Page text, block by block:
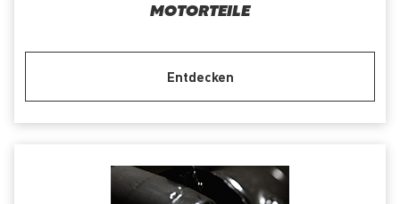
MOTORTEILE
Entdecken